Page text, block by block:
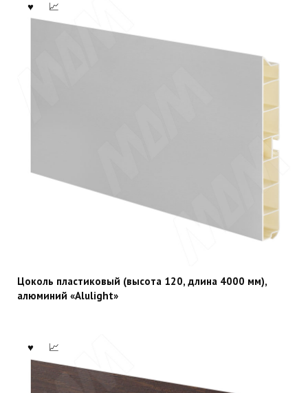
Цоколь пластиковый (высота 120, длина 4000 мм),
алюминий «Alulight»